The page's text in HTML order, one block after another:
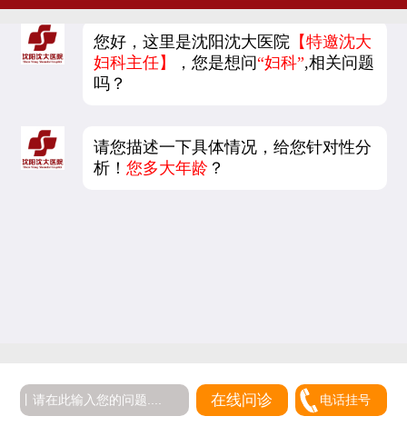
您好，这里是沈阳沈大医院 【特邀沈大
妇科主任】
，您是想问“妇科”,相关问题
吗？
请您描述一下具体情况，给您针对性分
析！您多大年龄 ？
在线问诊 电话挂号